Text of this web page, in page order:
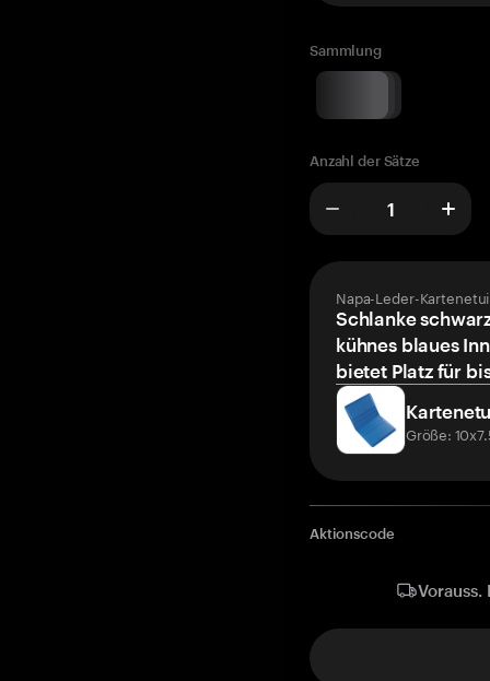
Sammlung
Anzahl der Sätze
Napa-Leder-
Schlanke
kühnes blaues
bietet Platz für
Größe:
Aktionscode